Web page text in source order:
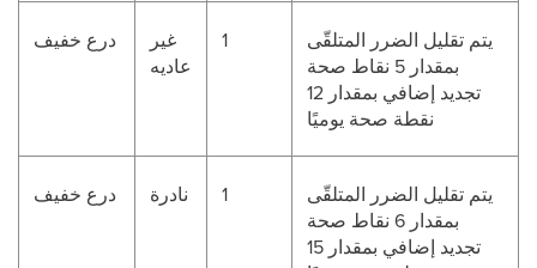
درع خفيف
غير
عاديه
1
يتم تقليل الضرر المتلقّى
بمقدار 5 نقاط صحة
تجديد إضافي بمقدار 12
نقطة صحة يوميًا
درع خفيف نادرة 1
يتم تقليل الضرر المتلقّى
بمقدار 6 نقاط صحة
تجديد إضافي بمقدار 15